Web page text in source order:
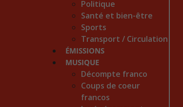
Politique
Santé et bien-être
Sports
Transport / Circulation
ÉMISSIONS
MUSIQUE
Décompte franco
Coups de coeur
francos